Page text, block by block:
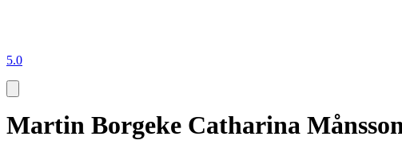
5.0
Martin Borgeke Catharina